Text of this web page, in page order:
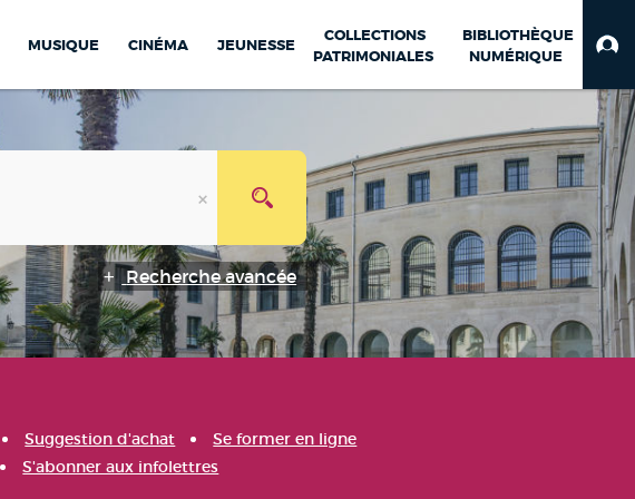
MUSIQUE CINÉMA JEUNESSE
COLLECTIONS
PATRIMONIALES
BIBLIOTHÈQUE
NUMÉRIQUE
Recherche avancée
Suggestion d'achat
Se former en ligne
S'abonner aux infolettres